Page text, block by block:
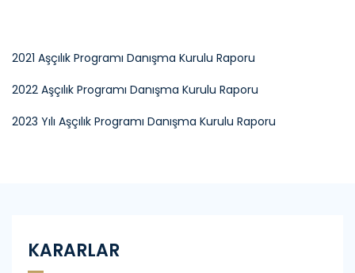
2021 Aşçılık Programı Danışma Kurulu Raporu
2022 Aşçılık Programı Danışma Kurulu Raporu
2023 Yılı Aşçılık Programı Danışma Kurulu Raporu
KARARLAR